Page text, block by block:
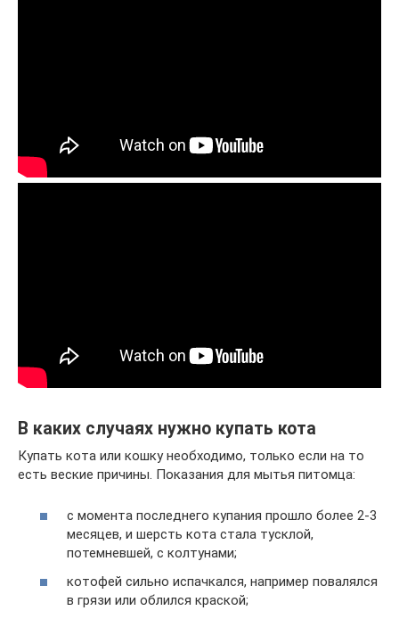
В каких случаях нужно купать кота
Купать кота или кошку необходимо, только если на то
есть веские причины. Показания для мытья питомца:
с момента последнего купания прошло более 2-3
месяцев, и шерсть кота стала тусклой,
потемневшей, с колтунами;
котофей сильно испачкался, например повалялся
в грязи или облился краской;